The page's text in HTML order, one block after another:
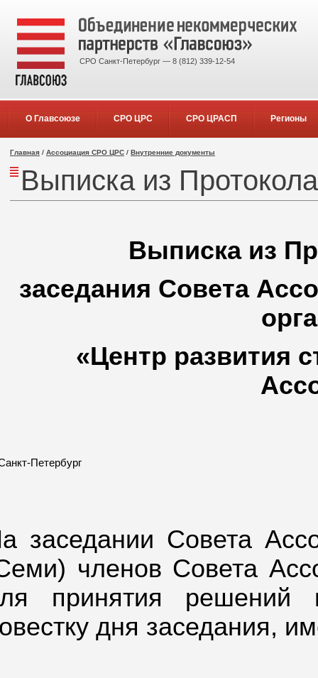
СРО Санкт-Петербург — 8 (812) 339-12-54
О Главсоюзе СРО ЦРС СРО ЦРАСП Регионы
Главная / Ассоциация СРО ЦРС / Внутренние документы
Выписка из
Выписка из
заседания Совета
«Центр развития
Петербург
заседании Совета
членов Совета
принятия решений
дня заседания,